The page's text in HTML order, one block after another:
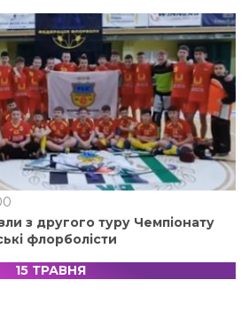
з другого туру Чемпіонату
флорболісти
15 ТРАВНЯ